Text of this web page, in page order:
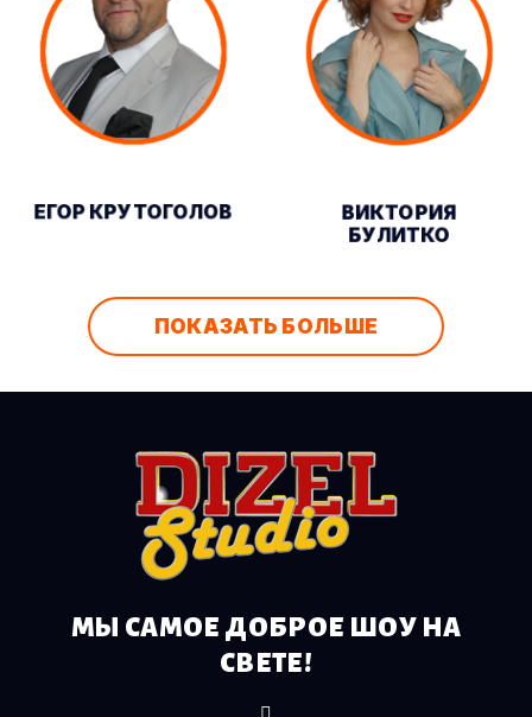
ЕГОР КРУТОГОЛОВ
ВИКТОРИЯ
БУЛИТКО
ПОКАЗАТЬ БОЛЬШЕ
МЫ САМОЕ ДОБРОЕ ШОУ НА
СВЕТЕ!